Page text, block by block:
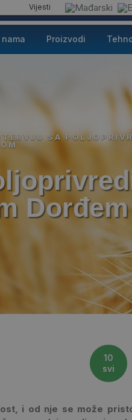
Vijesti
nama Proizvodi
SA
10
svi
i od nje se može